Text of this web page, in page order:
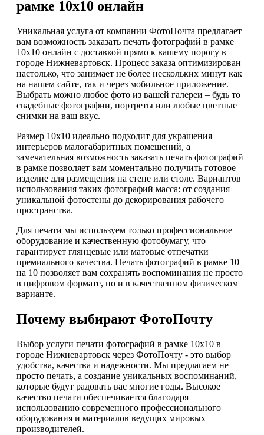
рамке 10х10 онлайн
Уникальная услуга от компании ФотоПочта предлагает
вам возможность заказать печать фотографий в рамке
10х10 онлайн с доставкой прямо к вашему порогу в
городе Нижневартовск. Процесс заказа оптимизирован
настолько, что занимает не более нескольких минут как
на нашем сайте, так и через мобильное приложение.
Выбрать можно любое фото из вашей галереи – будь то
свадебные фотографии, портреты или любые цветные
снимки на ваш вкус.
Размер 10х10 идеально подходит для украшения
интерьеров малогабаритных помещений, а
замечательная возможность заказать печать фотографий
в рамке позволяет вам моментально получить готовое
изделие для размещения на стене или столе. Вариантов
использования таких фотографий масса: от создания
уникальной фотостены до декорирования рабочего
пространства.
Для печати мы используем только профессиональное
оборудование и качественную фотобумагу, что
гарантирует глянцевые или матовые отпечатки
премиального качества. Печать фотографий в рамке 10
на 10 позволяет вам сохранять воспоминания не просто
в цифровом формате, но и в качественном физическом
варианте.
Почему выбирают ФотоПочту
Выбор услуги печати фотографий в рамке 10х10 в
городе Нижневартовск через ФотоПочту - это выбор
удобства, качества и надежности. Мы предлагаем не
просто печать, а создание уникальных воспоминаний,
которые будут радовать вас многие годы. Высокое
качество печати обеспечивается благодаря
использованию современного профессионального
оборудования и материалов ведущих мировых
производителей.